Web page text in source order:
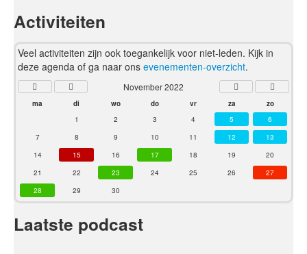
Activiteiten
Veel activiteiten zijn ook toegankelijk voor niet-leden. Kijk in
deze agenda of ga naar ons evenementen-overzicht.
November 2022
ma di wo do vr za
zo
1
2 3 4 5
6
7
8 9 10 11 12
13
14
15 16 17 18 19
20
21
22 23 24 25 26
27
28
29 30
Laatste podcast